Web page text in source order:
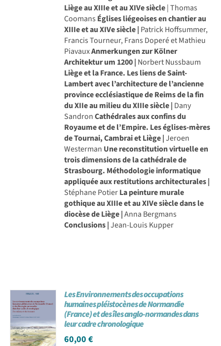
Liège au XIIIe et au XIVe siècle| Thomas
Coomans Églises liégeoises en chantier au
XIIIe et au XIVe siècle | Patrick Hoffsummer,
Francis Tourneur, Frans Doperé et Mathieu
PiavauxAnmerkungen zur Kölner
Architektur um 1200 | Norbert Nussbaum
Liège et la France. Les liens de Saint-
Lambert avec l’architecture de l’ancienne
province ecclésiastique de Reims de la fin
du XIIe au milieu du XIIIe siècle | Dany
SandronCathédrales aux confins du
Royaume et de l’Empire. Les églises-mères
de Tournai, Cambrai et Liège |Jeroen
Westerman Une reconstitution virtuelle en
trois dimensions de la cathédrale de
Strasbourg. Méthodologie informatique
appliquée aux restitutions architecturales |
Stéphane PotierLa peinture murale
gothique au XIIIe et au XIVe siècle dans le
diocèse de Liège |Anna Bergmans
Conclusions |Jean-Louis Kupper
Les Environnements des occupations
humaines pléistocènes de Normandie
(France) et des îles anglo-normandes dans
leur cadre chronologique
60,00€